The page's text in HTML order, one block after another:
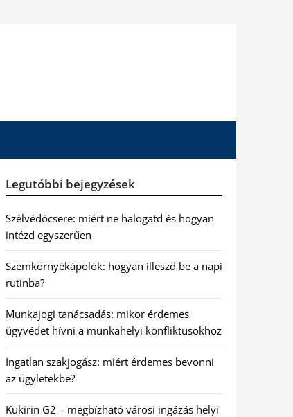
Legutóbbi bejegyzések
Szélvédőcsere: miért ne halogatd és hogyan
intézd egyszerűen
Szemkörnyékápolók: hogyan illeszd be a napi
rutinba?
Munkajogi tanácsadás: mikor érdemes
ügyvédet hívni a munkahelyi konfliktusokhoz
Ingatlan szakjogász: miért érdemes bevonni
az ügyletekbe?
Kukirin G2 – megbízható városi ingázás helyi